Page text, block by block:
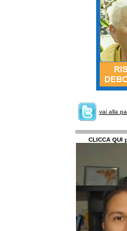
vai alla
CLICCA QUI